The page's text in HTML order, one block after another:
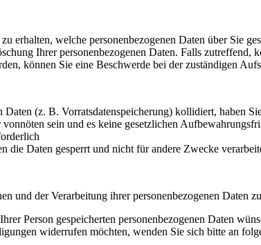
erhalten, welche personenbezogenen Daten über Sie
Ihrer personenbezogenen Daten. Falls zutreffend,
können Sie eine Beschwerde bei der zuständigen
(z. B. Vorratsdatenspeicherung) kollidiert, haben
sein und es keine gesetzlichen
die Daten gesperrt und nicht für andere Zwecke
und der Verarbeitung ihrer personenbezogenen Daten
Person gespeicherten personenbezogenen Daten
widerrufen möchten, wenden Sie sich bitte an